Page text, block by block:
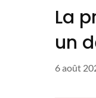
La
un
6 août